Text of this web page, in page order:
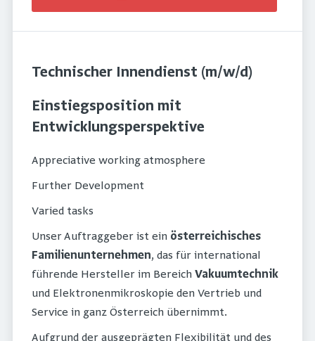
Technischer Innendienst (m/w/d)
Einstiegsposition mit
Entwicklungsperspektive
Appreciative working atmosphere
Further Development
Varied tasks
Unser Auftraggeber ist ein österreichisches
Familienunternehmen, das für international
führende Hersteller im Bereich Vakuumtechnik
und Elektronenmikroskopie den Vertrieb und
Service in ganz Österreich übernimmt.
Aufgrund der ausgeprägten Flexibilität und des